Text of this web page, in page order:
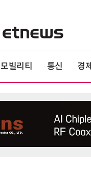
모빌리티 통신 경제